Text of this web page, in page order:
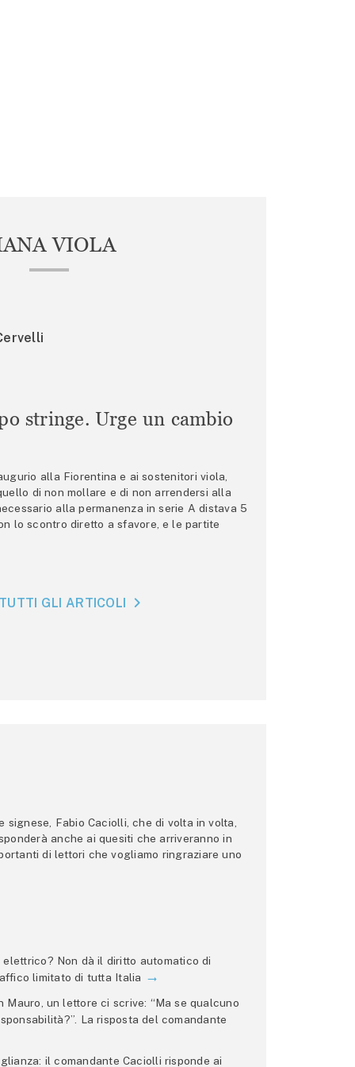
VIOLA
stringe. Urge un cambio
alla Fiorentina e ai sostenitori viola,
di non mollare e di non arrendersi alla
alla permanenza in serie A distava 5
lo scontro diretto a sfavore, e le partite
GLI ARTICOLI
Fabio Caciolli, che di volta in volta,
anche ai quesiti che arriveranno in
di lettori che vogliamo ringraziare uno
Non dà il diritto automatico di
limitato di tutta Italia
Mauro, un lettore ci scrive: “Ma se qualcuno
La risposta del comandante
il comandante Caciolli risponde ai